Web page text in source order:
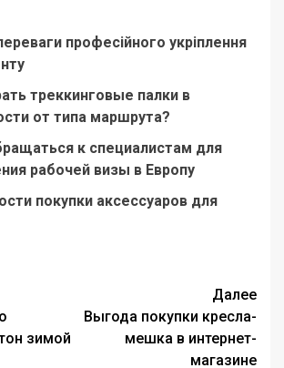
професійного укріплення
треккинговые палки в
от типа маршрута?
к специалистам для
рабочей визы в Европу
покупки аксессуаров для
зимой
Далее
Выгода покупки кресла-
мешка в интернет-
магазине